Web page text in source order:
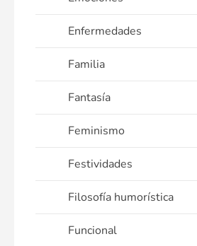
Enfermedades
Familia
Fantasía
Feminismo
Festividades
Filosofía humorística
Funcional